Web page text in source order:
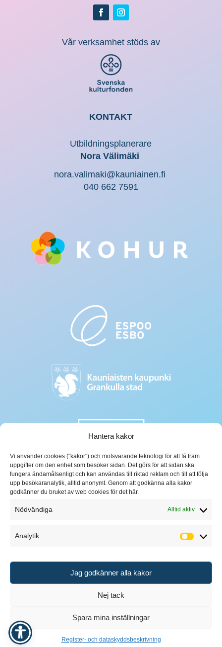
Hantera kakor
Vi använder cookies ("kakor") och motsvarande teknologi för att få fram
uppgifter om den enhet som besöker sidan. Det görs för att sidan ska
fungera ändamålsenligt och kan användas till riktad reklam och till att följa
upp besökaranalytik, alltid anonymt. Genom att godkänna alla kakor
godkänner du bruket av web cookies för det här.
Nödvändiga Alltid aktiv
Analytik
Analytik
Jag godkänner alla kakor
Nej tack
Spara mina inställningar
Register- och dataskyddsbeskrivning
Vår verksamhet stöds av
KONTAKT
Utbildningsplanerare
Nora Välimäki
nora.valimaki@kauniainen.fi
040 662 7591